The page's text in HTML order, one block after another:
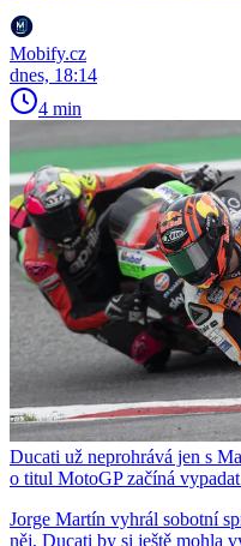
Mobify.cz
dnes, 18:14
4 min
Ducati už neprohrává jen s
o titul MotoGP začíná
Jorge Martín vyhrál sobotní
něj, Ducati by si ještě mohla